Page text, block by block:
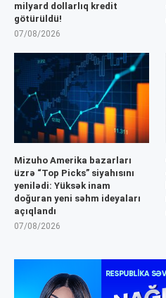
milyard dollarlıq kredit
götürüldü!
07/08/2026
Mizuho Amerika bazarları
üzrə “Top Picks” siyahısını
yenilədi: Yüksək inam
doğuran yeni səhm ideyaları
açıqlandı
07/08/2026